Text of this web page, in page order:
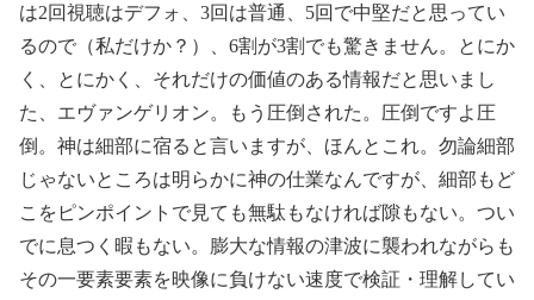
は2回視聴はデフォ、3回は普通、5回で中堅だと思ってい
るので（私だけか？）、6割が3割でも驚きません。とにか
く、とにかく、それだけの価値のある情報だと思いまし
た、エヴァンゲリオン。もう圧倒された。圧倒ですよ圧
倒。神は細部に宿ると言いますが、ほんとこれ。勿論細部
じゃないところは明らかに神の仕業なんですが、細部もど
こをピンポイントで見ても無駄もなければ隙もない。つい
でに息つく暇もない。膨大な情報の津波に襲われながらも
その一要素要素を映像に負けない速度で検証・理解してい